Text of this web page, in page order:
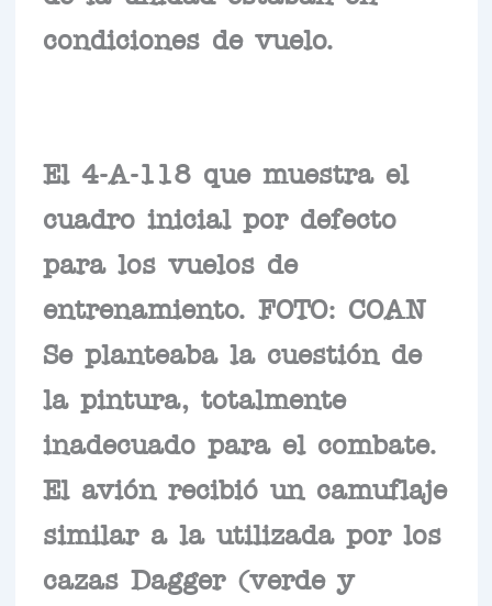
condiciones de vuelo.
El 4-A-118 que muestra el
cuadro inicial por defecto
para los vuelos de
entrenamiento. FOTO: COAN
Se planteaba la cuestión de
la pintura, totalmente
inadecuado para el combate.
El avión recibió un camuflaje
similar a la utilizada por los
cazas Dagger (verde y